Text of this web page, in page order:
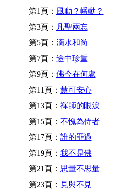
第1頁： 風動？幡動？
第3頁： 凡聖兩忘
第5頁： 滴水和尚
第7頁： 途中珍重
第9頁： 佛今在何處
第11頁： 慧可安心
第13頁： 禪師的眼淚
第15頁： 不愧為侍者
第17頁： 誰的罪過
第19頁： 我不是佛
第21頁： 思量不思量
第23頁： 見與不見